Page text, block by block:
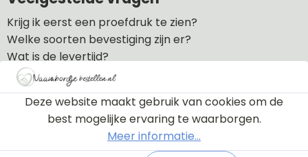
Krijg ik eerst een proefdruk te zien?
Welke soorten bevestiging zijn er?
Wat is de levertijd?
Wat zijn de verzendkosten?
Hoe lang is de garantie?
Kan ik een naambordje retourneren?
Naar veel gestelde vragen
Deze website maakt gebruik van cookies om de
best mogelijke ervaring te waarborgen.
Meer informatie...